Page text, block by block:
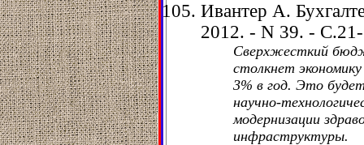
Ивантер А.
2012. - N 39. -
Сверхжесткий
столкнет
3% в год. Это
научно-
модернизации
инфраструктуры.